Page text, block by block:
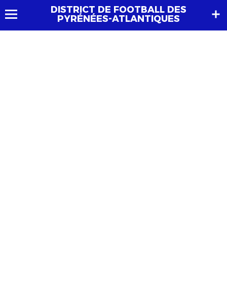
DISTRICT DE FOOTBALL DES
PYRÉNÉES-ATLANTIQUES